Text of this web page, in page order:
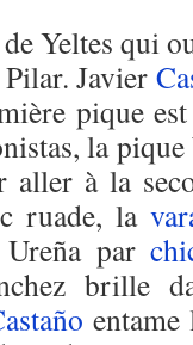
Yeltes qui
Javier
pique
la
aller à la
ruade, la
par
brille